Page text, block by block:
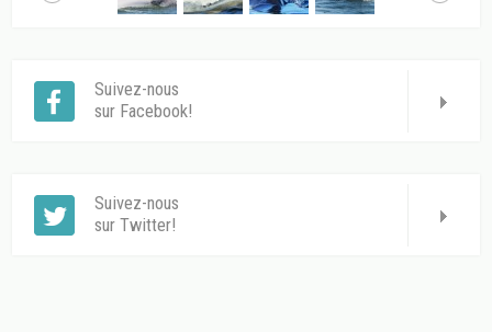
Suivez-nous
sur Facebook!
Suivez-nous
sur Twitter!